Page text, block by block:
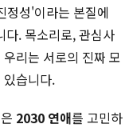
정성'이라는 본질에
다. 목소리로, 관심사
리는 서로의 진짜 모
습니다.
2030 연애를 고민하